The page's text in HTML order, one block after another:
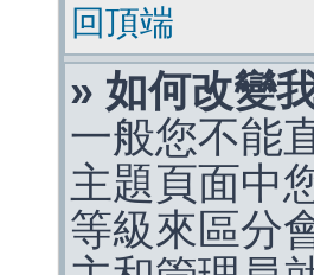
回頂端
» 如何改變
一般您不能
主題頁面中
等級來區分